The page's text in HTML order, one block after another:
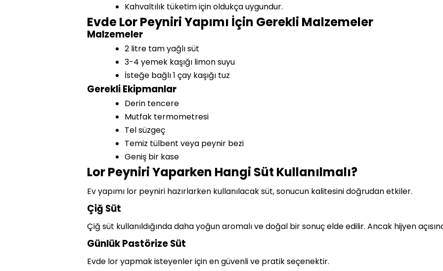
Kahvaltılık tüketim için oldukça uygundur.
Evde Lor Peyniri Yapımı İçin Gerekli Malzemeler
Malzemeler
2 litre tam yağlı süt
3-4 yemek kaşığı limon suyu
İsteğe bağlı 1 çay kaşığı tuz
Gerekli Ekipmanlar
Derin tencere
Mutfak termometresi
Tel süzgeç
Temiz tülbent veya peynir bezi
Geniş bir kase
Lor Peyniri Yaparken Hangi Süt Kullanılmalı?
Ev yapımı lor peyniri hazırlarken kullanılacak süt, sonucun kalitesini doğrudan etkiler.
Çiğ Süt
Çiğ süt kullanıldığında daha yoğun aromalı ve doğal bir sonuç elde edilir. Ancak hijyen
Günlük Pastörize Süt
Evde lor yapmak isteyenler için en güvenli ve pratik seçenektir.